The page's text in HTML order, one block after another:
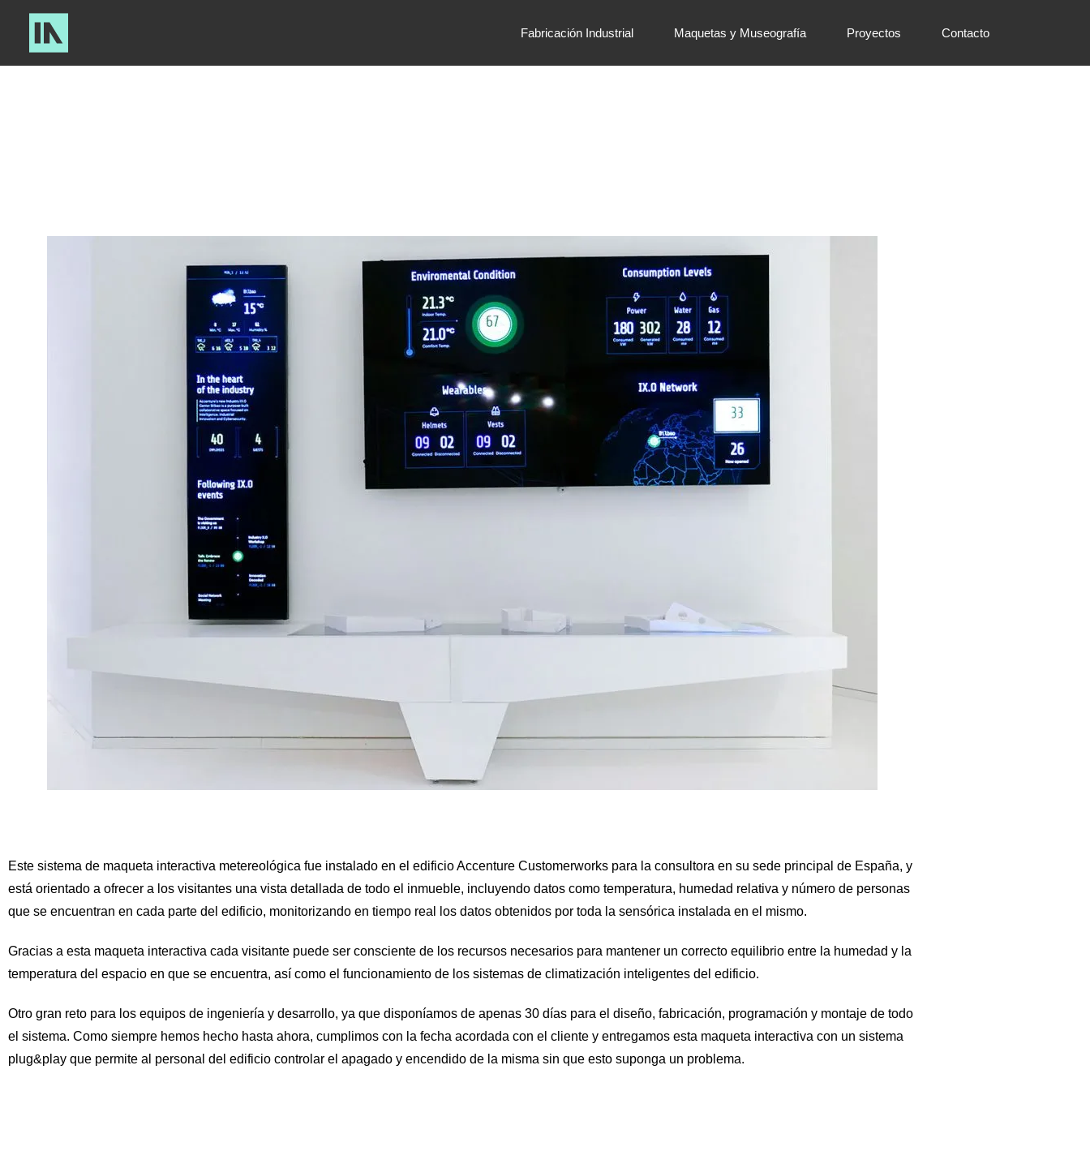
Fabricación Industrial Maquetas y Museografía Proyectos Contacto
Este sistema de maqueta interactiva metereológica fue instalado en el edificio Accenture Customerworks para la consultora en su sede principal de España, y
está orientado a ofrecer a los visitantes una vista detallada de todo el inmueble, incluyendo datos como temperatura, humedad relativa y número de personas
que se encuentran en cada parte del edificio, monitorizando en tiempo real los datos obtenidos por toda la sensórica instalada en el mismo.
Gracias a esta maqueta interactiva cada visitante puede ser consciente de los recursos necesarios para mantener un correcto equilibrio entre la humedad y la
temperatura del espacio en que se encuentra, así como el funcionamiento de los sistemas de climatización inteligentes del edificio.
Otro gran reto para los equipos de ingeniería y desarrollo, ya que disponíamos de apenas 30 días para el diseño, fabricación, programación y montaje de todo
el sistema. Como siempre hemos hecho hasta ahora, cumplimos con la fecha acordada con el cliente y entregamos esta maqueta interactiva con un sistema
plug&play que permite al personal del edificio controlar el apagado y encendido de la misma sin que esto suponga un problema.